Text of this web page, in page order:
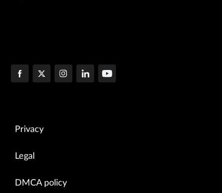
Privacy
Legal
DMCA policy